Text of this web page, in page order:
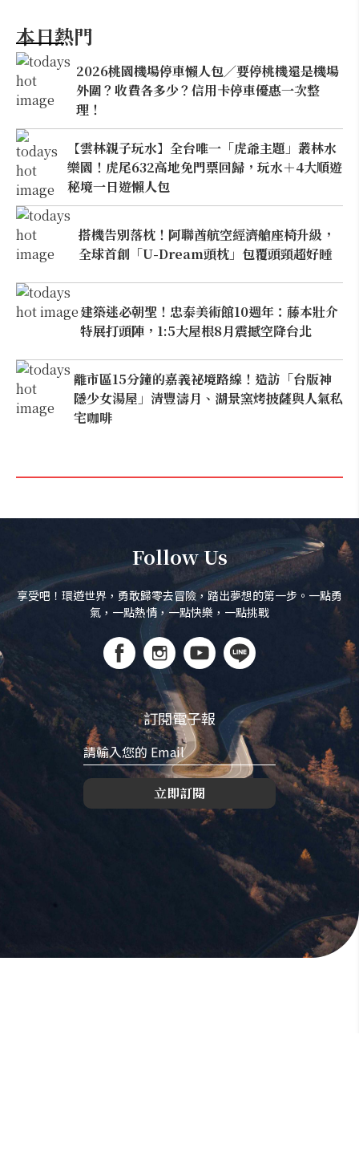
本日熱門
2026桃園機場停車懶人包／要停桃機還是機場
外圍？收費各多少？信用卡停車優惠一次整
理！
【雲林親子玩水】全台唯一「虎爺主題」叢林水
樂園！虎尾632高地免門票回歸，玩水＋4大順遊
秘境一日遊懶人包
搭機告別落枕！阿聯酋航空經濟艙座椅升級，
全球首創「U-Dream頭枕」包覆頭頸超好睡
建築迷必朝聖！忠泰美術館10週年：藤本壯介
特展打頭陣，1:5大屋根8月震撼空降台北
離市區15分鐘的嘉義祕境路線！造訪「台版神
隱少女湯屋」清豐濤月、湖景窯烤披薩與人氣私
宅咖啡
Follow Us
享受吧！環遊世界，勇敢歸零去冒險，踏出夢想的第一步。一點勇
氣，一點熱情，一點快樂，一點挑戰
訂閱電子報
立即訂閱